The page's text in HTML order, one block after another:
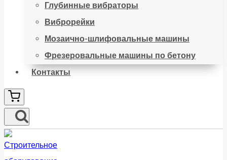
Глубинные вибраторы
Виброрейки
Мозаично-шлифовальные машины
Фрезеровальные машины по бетону
Контакты